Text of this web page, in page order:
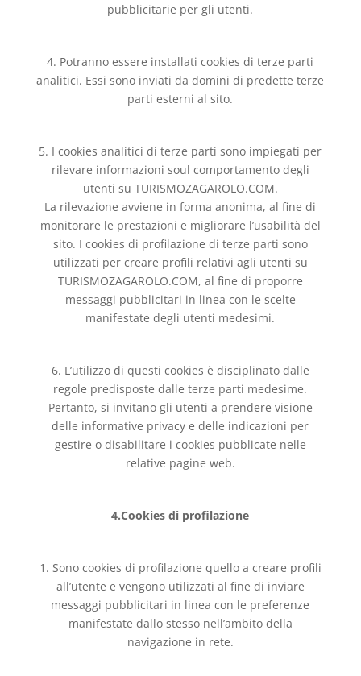
pubblicitarie per gli utenti.
4. Potranno essere installati cookies di terze parti
analitici. Essi sono inviati da domini di predette terze
parti esterni al sito.
5. I cookies analitici di terze parti sono impiegati per
rilevare informazioni soul comportamento degli
utenti su TURISMOZAGAROLO.COM.
La rilevazione avviene in forma anonima, al fine di
monitorare le prestazioni e migliorare l’usabilità del
sito. I cookies di profilazione di terze parti sono
utilizzati per creare profili relativi agli utenti su
TURISMOZAGAROLO.COM, al fine di proporre
messaggi pubblicitari in linea con le scelte
manifestate degli utenti medesimi.
6. L’utilizzo di questi cookies è disciplinato dalle
regole predisposte dalle terze parti medesime.
Pertanto, si invitano gli utenti a prendere visione
delle informative privacy e delle indicazioni per
gestire o disabilitare i cookies pubblicate nelle
relative pagine web.
4.Cookies di profilazione
1. Sono cookies di profilazione quello a creare profili
all’utente e vengono utilizzati al fine di inviare
messaggi pubblicitari in linea con le preferenze
manifestate dallo stesso nell’ambito della
navigazione in rete.